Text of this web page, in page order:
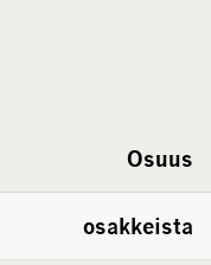
Osuus
osakkeista